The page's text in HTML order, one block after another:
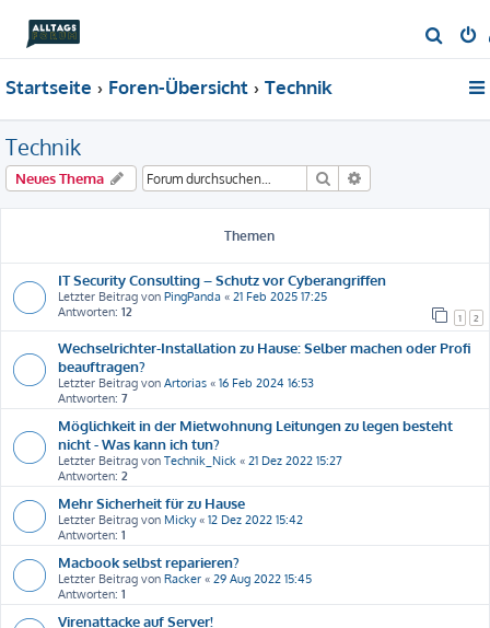
u
Startseite Foren-Übersicht Technik
Technik
Neues Thema Suche
Themen
IT Security Consulting – Schutz vor Cyberangriffen
Letzter Beitrag von PingPanda « 21 Feb 2025 17:25
Antworten: 12 1 2
Wechselrichter-Installation zu Hause: Selber machen oder Profi
beauftragen?
Letzter Beitrag von Artorias « 16 Feb 2024 16:53
Antworten: 7
Möglichkeit in der Mietwohnung Leitungen zu legen besteht
nicht - Was kann ich tun?
Letzter Beitrag von Technik_Nick « 21 Dez 2022 15:27
Antworten: 2
Mehr Sicherheit für zu Hause
Letzter Beitrag von Micky« 12 Dez 2022 15:42
Antworten: 1
Macbook selbst reparieren?
Letzter Beitrag von Racker « 29 Aug 2022 15:45
Antworten: 1
Virenattacke auf Server!